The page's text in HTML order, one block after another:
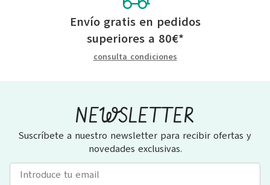
Envío gratis en pedidos
superiores a 80€*
consulta condiciones
NEWSLETTER
Suscríbete a nuestro newsletter para recibir ofertas y
novedades exclusivas.